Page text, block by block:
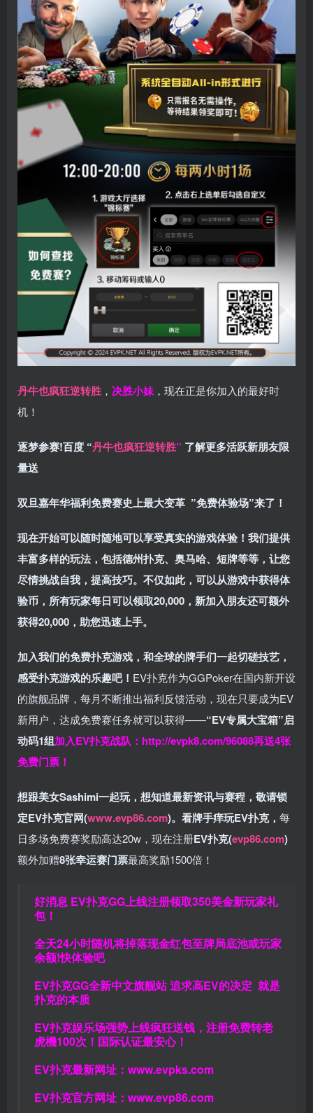
丹牛也疯狂逆转胜， 决胜小妹，现在正是你加入的最好时
机！
逐梦参赛!百度 “丹牛也疯狂逆转胜” 了解更多活跃新朋友限
量送
双旦嘉年华福利免费赛史上最大变革 ”免费体验场”来了！
现在开始可以随时随地可以享受真实的游戏体验！我们提供
丰富多样的玩法，包括德州扑克、奥马哈、短牌等等，让您
尽情挑战自我，提高技巧。不仅如此， 可以从游戏中获得体
验币，所有玩家每日可以领取20,000，新加入朋友还可额外
获得20,000，助您迅速上手。
加入我们的免费扑克游戏，和全球的牌手们一起切磋技艺，
感受扑克游戏的乐趣吧！ EV扑克作为GGPoker在国内新开设
的旗舰品牌，每月不断推出福利反馈活动，现在只要成为EV
新用户，达成免费赛任务就可以获得——“EV专属大宝箱”启
动码1组加入EV扑克战队： http://evpk8.com/96088再送4张
免费门票！
想跟美女Sashimi一起玩， 想知道最新资讯与赛程， 敬请锁
定EV扑克官网(www.evp86.com)。 看牌手痒玩EV扑克， 每
日多场免费赛奖励高达20w，现在注册EV扑克(evp86.com)
额外加赠8张幸运赛门票最高奖励1500倍！
好消息 EV扑克GG上线注册领取350美金新玩家礼
包！
全天24小时随机将掉落现金红包至牌局底池或玩家
余额!快体验吧
EV扑克GG全新中文旗舰站追求高EV的决定 就是
扑克的本质
EV扑克娱乐场强势上线疯狂送钱，注册免费转老
虎機100次！国际认证最安心！
EV扑克最新网址： www.evpks.com
EV扑克官方网址： www.evp86.com